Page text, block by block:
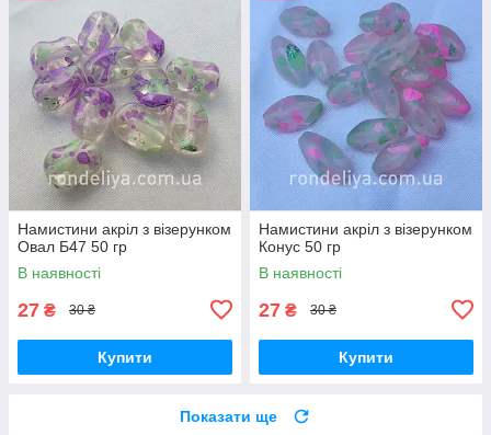
Намистини акріл з візерунком
Овал Б47 50 гр
В наявності
27 ₴ 30 ₴
Купити
Намистини акріл з візерунком
Конус 50 гр
В наявності
27 ₴ 30 ₴
Купити
Показати ще